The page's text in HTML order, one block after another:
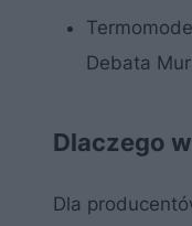
Debata
Dlaczego
Dla